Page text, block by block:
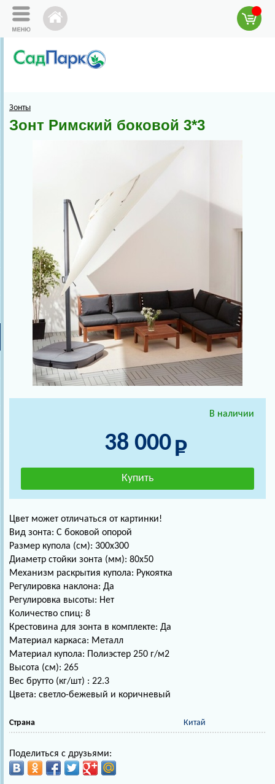
Зонты
Зонт Римский боковой 3*3
В наличии
38 000
Цвет может отличаться от картинки!
Вид зонта: С боковой опорой
Размер купола (см): 300х300
Диаметр стойки зонта (мм): 80х50
Механизм раскрытия купола: Рукоятка
Регулировка наклона: Да
Регулировка высоты: Нет
Количество спиц: 8
Крестовина для зонта в комплекте: Да
Материал каркаса: Металл
Материал купола: Полиэстер 250 г/м2
Высота (см): 265
Вес брутто (кг/шт) : 22.3
Цвета: светло-бежевый и коричневый
Страна Китай
Поделиться с друзьями: